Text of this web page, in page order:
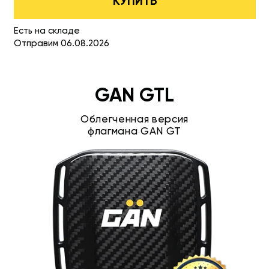
Есть на складе
Отправим 06.08.2026
GAN GTL
Облегченная версия
флагмана GAN GT